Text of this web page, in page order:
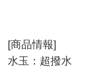
[商品情報]
水玉：超撥水